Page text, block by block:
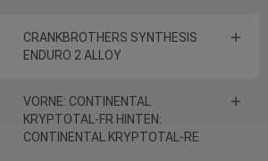
CRANKBROTHERS SYNTHESIS
ENDURO 2 ALLOY
VORNE: CONTINENTAL
KRYPTOTAL-FR HINTEN:
CONTINENTAL KRYPTOTAL-RE